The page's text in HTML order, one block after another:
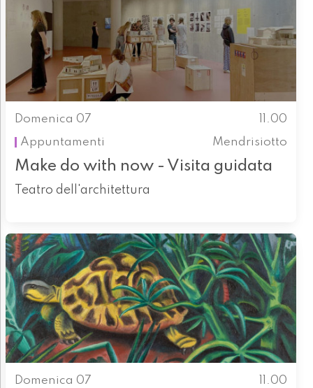
Domenica 07
11.00
Appuntamenti
Mendrisiotto
Make do with now - Visita guidata
Teatro dell'architettura
Domenica 07
11.00